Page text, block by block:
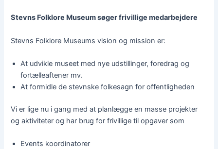
Stevns Folklore Museum søger frivillige medarbejdere
Stevns Folklore Museums vision og mission er:
At udvikle museet med nye udstillinger, foredrag og
fortælleaftener mv.
At formidle de stevnske folkesagn for offentligheden
Vi er lige nu i gang med at planlægge en masse projekter
og aktiviteter og har brug for frivillige til opgaver som
Events koordinatorer